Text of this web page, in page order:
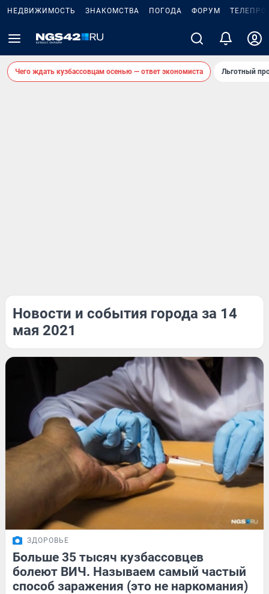
НЕДВИЖИМОСТЬ ЗНАКОМСТВА ПОГОДА ФОРУМ
Чего ждать кузбассовцам осенью — ответ экономиста Льготный
Новости и события города за 14
мая 2021
ЗДОРОВЬЕ
Больше 35 тысяч кузбассовцев
болеют ВИЧ. Называем самый частый
способ заражения (это не наркомания)